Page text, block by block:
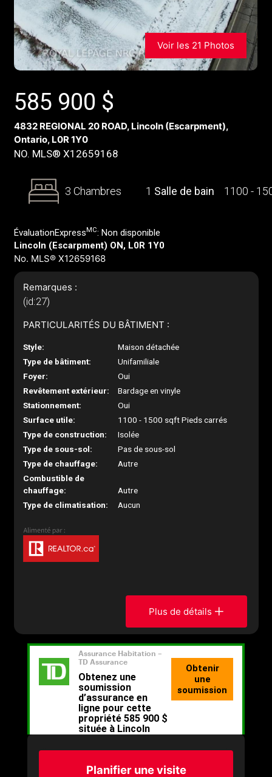
Voir les 21 Photos
585 900 $
4832 REGIONAL 20 ROAD, Lincoln (Escarpment),
Ontario, L0R 1Y0
NO. MLS® X12659168
3 Chambres 1 Salle de bain 1100 -
ÉvaluationExpress MC: Non disponible
Lincoln (Escarpment) ON, L0R 1Y0
No. MLS® X12659168
Remarques :
(id:27)
PARTICULARITÉS DU BÂTIMENT :
Style:
Maison détachée
Type de bâtiment:
Unifamiliale
Foyer:
Oui
Revêtement extérieur:
Bardage en vinyle
Stationnement:
Oui
Surface utile:
1100 - 1500 sqft Pieds carrés
Type de construction:
Isolée
Type de sous-sol:
Pas de sous-sol
Type de chauffage:
Autre
Combustible de
chauffage:
Autre
Type de climatisation:
Aucun
Plus de détails
Planifier une visite